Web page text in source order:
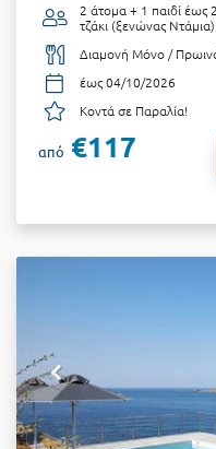
2 άτομα + 1 παιδί έως
τζάκι (ξενώνας Ντάμια)
Διαμονή Μόνο /
έως 04/10/2026
Κοντά σε Παραλία!
από €117